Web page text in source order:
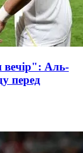
вечір": Аль-
перед